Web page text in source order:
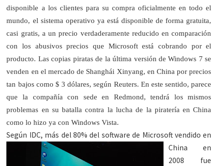
disponible a los clientes para su compra oficialmente en todo el
mundo, el sistema operativo ya está disponible de forma gratuita,
casi gratis, a un precio verdaderamente reducido en comparación
con los abusivos precios que Microsoft está cobrando por el
producto. Las copias piratas de la última versión de Windows 7 se
venden en el mercado de Shanghái Xinyang, en China por precios
tan bajos como $ 3 dólares, según Reuters. En este sentido, parece
que la compañía con sede en Redmond, tendrá los mismos
problemas en su batalla contra la lucha de la piratería en China
como lo hizo ya con Windows Vista.
Según IDC, más del 80% del software de Microsoft vendido en
China en
2008 fue